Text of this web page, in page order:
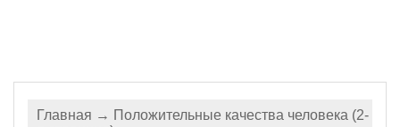
Главная → Положительные качества человека (2-